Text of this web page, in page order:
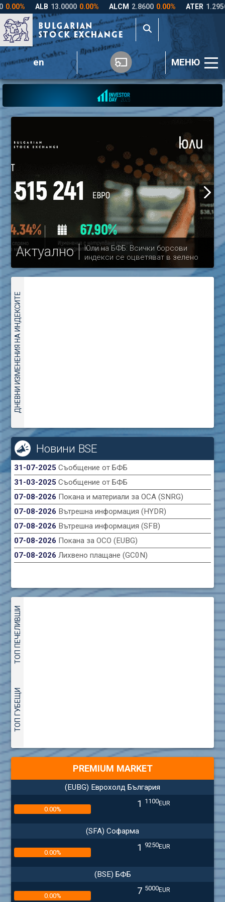
en МЕНЮ
Актуално
Юли на БФБ: Всички борсови
индекси се оцветяват в зелено
ДНЕВНИ ИЗМЕНЕНИЯ НА ИНДЕКСИТЕ
Новини BSE
31-07-2025Съобщение от БФБ
31-03-2025Съобщение от БФБ
07-08-2026 Покана и материали за ОСА (SNRG)
07-08-2026 Вътрешна информация (HYDR)
07-08-2026 Вътрешна информация (SFB)
07-08-2026 Покана за ОСО (EUBG)
07-08-2026Лихвено плащане (GC0N)
ТОП ПЕЧЕЛИВШИ
ТОП ГУБЕЩИ
PREMIUM MARKET
(EUBG) Еврохолд България
0.00% 1 1100EUR
(SFA) Софарма
0.00% 1 9250EUR
(BSE) БФБ
0.00% 7 5000EUR